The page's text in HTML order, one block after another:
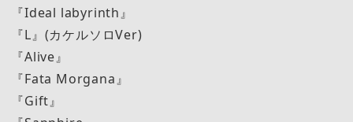
『Ideal labyrinth』
『L』(カケルソロVer)
『Alive』
『Fata Morgana』
『Gift』